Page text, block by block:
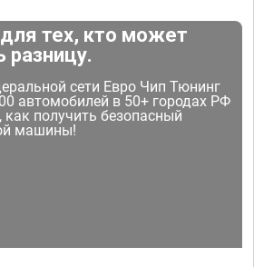
тех, кто может
разницу.
сети Евро Чип Тюнинг
автомобилей в 50+ городах РФ
получить безопасный
машины!